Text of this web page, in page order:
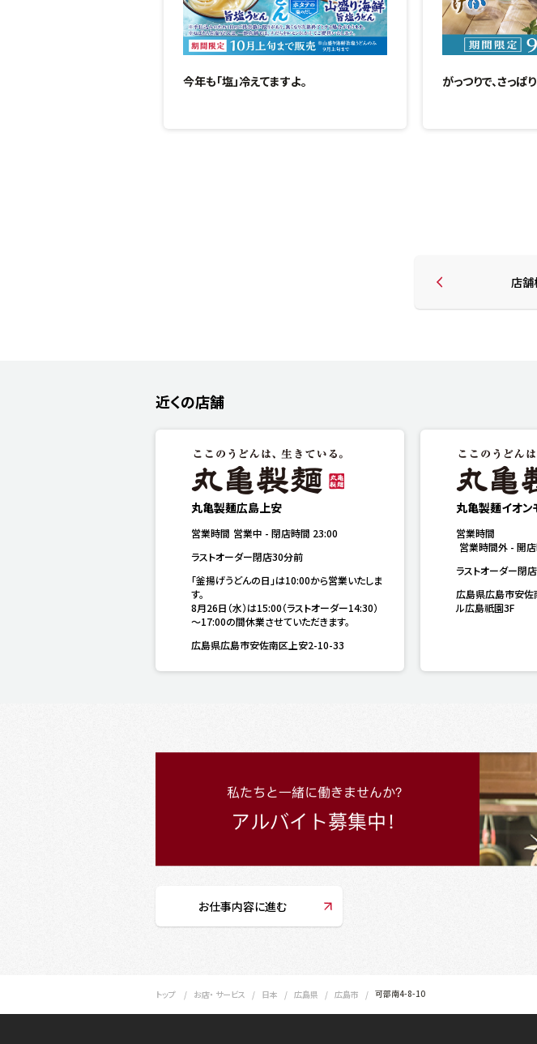
今年も「塩」冷えてますよ。 がっつりで、さっぱ
店舗
近くの店舗
丸亀製麺広島上安
営業時間 営業中 - 閉店時間 23:00
ラストオーダー閉店30分前
「釜揚げうどんの日」は10:00から営業いたしま
す。
8月26日（水）は15:00（ラストオーダー14:30）
～17:00の間休業させていただきます。
広島県広島市安佐南区上安2-10-33
丸亀製麺イオ
営業時間
営業時間外- 開
ラストオーダー閉
広島県広島市安
ル広島祇園3F
お仕事内容に進む
トップ お店・ サービス 日本 広島県 広島市 可部南4-8-10